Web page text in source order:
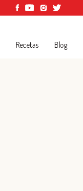
Recetas Blog